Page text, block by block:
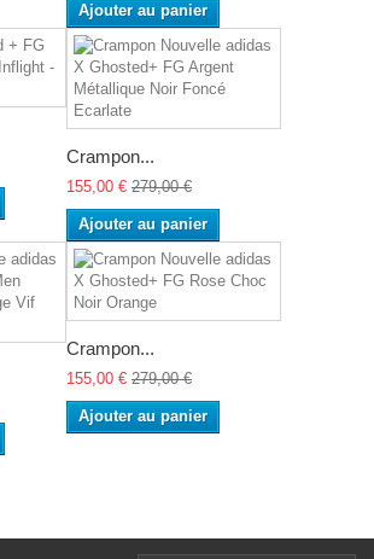
Ajouter au panier
Crampon...
155,00 € 279,00 €
Ajouter au panier
Crampon...
155,00 € 279,00 €
Ajouter au panier